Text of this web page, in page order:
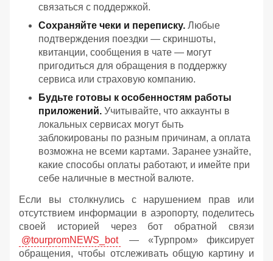
связаться с поддержкой.
Сохраняйте чеки и переписку. Любые
подтверждения поездки — скриншоты,
квитанции, сообщения в чате — могут
пригодиться для обращения в поддержку
сервиса или страховую компанию.
Будьте готовы к особенностям работы
приложений. Учитывайте, что аккаунты в
локальных сервисах могут быть
заблокированы по разным причинам, а оплата
возможна не всеми картами. Заранее узнайте,
какие способы оплаты работают, и имейте при
себе наличные в местной валюте.
Если вы столкнулись с нарушением прав или
отсутствием информации в аэропорту, поделитесь
своей историей через бот обратной связи
@tourpromNEWS_bot
— «Турпром» фиксирует
обращения, чтобы отслеживать общую картину и